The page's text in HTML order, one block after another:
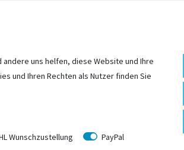
von innen angeschraubt
uns helfen, diese Website und Ihre
und Ihren Rechten als Nutzer finden Sie
Wunschzustellung
PayPal